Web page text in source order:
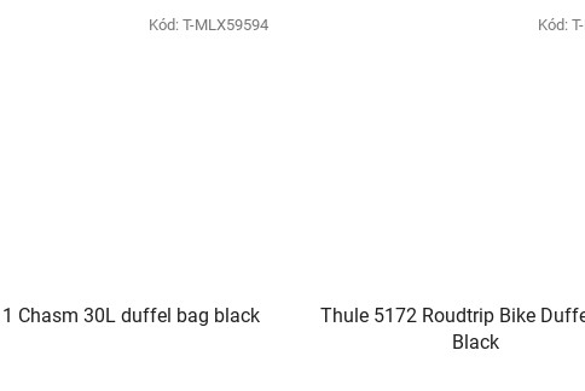
Chasm 30L duffel bag black
Kód:T-MLX59594
Thule 5172 Roudtrip Bike
Black
Kód: